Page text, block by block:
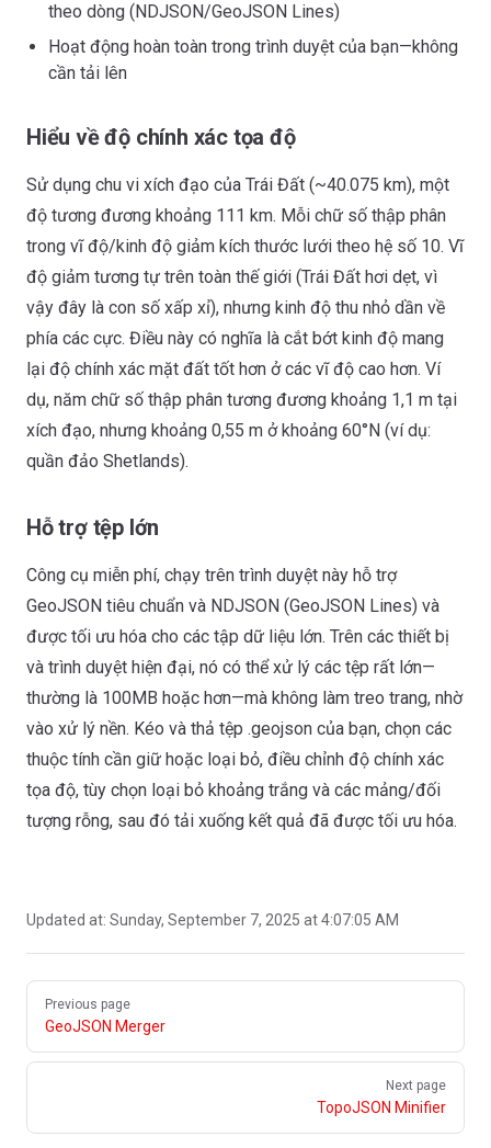
theo dòng (NDJSON/GeoJSON Lines)
Hoạt động hoàn toàn trong trình duyệt của bạn—không
cần tải lên
Hiểu về độ chính xác tọa độ
Sử dụng chu vi xích đạo của Trái Đất (~40.075 km), một
độ tương đương khoảng 111 km. Mỗi chữ số thập phân
trong vĩ độ/kinh độ giảm kích thước lưới theo hệ số 10. Vĩ
độ giảm tương tự trên toàn thế giới (Trái Đất hơi dẹt, vì
vậy đây là con số xấp xỉ), nhưng kinh độ thu nhỏ dần về
phía các cực. Điều này có nghĩa là cắt bớt kinh độ mang
lại độ chính xác mặt đất tốt hơn ở các vĩ độ cao hơn. Ví
dụ, năm chữ số thập phân tương đương khoảng 1,1 m tại
xích đạo, nhưng khoảng 0,55 m ở khoảng 60°N (ví dụ:
quần đảo Shetlands).
Hỗ trợ tệp lớn
Công cụ miễn phí, chạy trên trình duyệt này hỗ trợ
GeoJSON tiêu chuẩn và NDJSON (GeoJSON Lines) và
được tối ưu hóa cho các tập dữ liệu lớn. Trên các thiết bị
và trình duyệt hiện đại, nó có thể xử lý các tệp rất lớn—
thường là 100MB hoặc hơn—mà không làm treo trang, nhờ
vào xử lý nền. Kéo và thả tệp .geojson của bạn, chọn các
thuộc tính cần giữ hoặc loại bỏ, điều chỉnh độ chính xác
tọa độ, tùy chọn loại bỏ khoảng trắng và các mảng/đối
tượng rỗng, sau đó tải xuống kết quả đã được tối ưu hóa.
Updated at: Sunday, September 7, 2025 at 4:07:05 AM
Pager
Previous page
GeoJSON Merger
Next page
TopoJSON Minifier